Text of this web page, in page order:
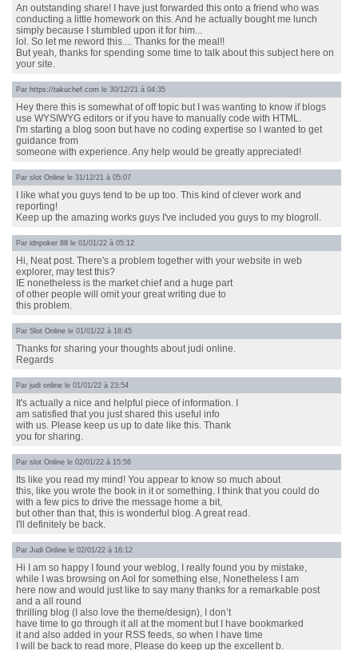
An outstanding share! I have just forwarded this onto a friend who was
conducting a little homework on this. And he actually bought me lunch
simply because I stumbled upon it for him...
lol. So let me reword this.... Thanks for the meal!!
But yeah, thanks for spending some time to talk about this subject here on
your site.
Par https://takuchef.com le 30/12/21 à 04:35
Hey there this is somewhat of off topic but I was wanting to know if blogs
use WYSIWYG editors or if you have to manually code with HTML.
I'm starting a blog soon but have no coding expertise so I wanted to get
guidance from
someone with experience. Any help would be greatly appreciated!
Par slot Online le 31/12/21 à 05:07
I like what you guys tend to be up too. This kind of clever work and
reporting!
Keep up the amazing works guys I've included you guys to my blogroll.
Par idnpoker 88 le 01/01/22 à 05:12
Hi, Neat post. There's a problem together with your website in web
explorer, may test this?
IE nonetheless is the market chief and a huge part
of other people will omit your great writing due to
this problem.
Par Slot Online le 01/01/22 à 18:45
Thanks for sharing your thoughts about judi online.
Regards
Par judi online le 01/01/22 à 23:54
It's actually a nice and helpful piece of information. I
am satisfied that you just shared this useful info
with us. Please keep us up to date like this. Thank
you for sharing.
Par slot Online le 02/01/22 à 15:56
Its like you read my mind! You appear to know so much about
this, like you wrote the book in it or something. I think that you could do
with a few pics to drive the message home a bit,
but other than that, this is wonderful blog. A great read.
I'll definitely be back.
Par Judi Online le 02/01/22 à 16:12
Hi I am so happy I found your weblog, I really found you by mistake,
while I was browsing on Aol for something else, Nonetheless I am
here now and would just like to say many thanks for a remarkable post
and a all round
thrilling blog (I also love the theme/design), I don’t
have time to go through it all at the moment but I have bookmarked
it and also added in your RSS feeds, so when I have time
I will be back to read more, Please do keep up the excellent b.